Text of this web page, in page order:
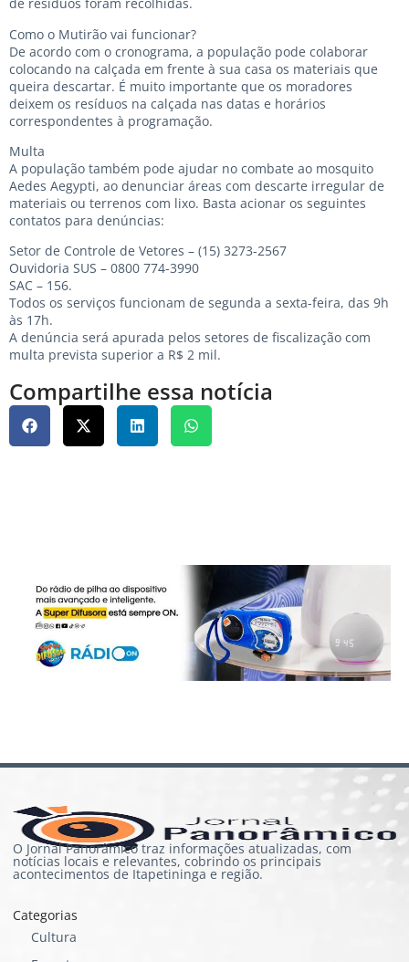
Como o Mutirão vai funcionar?
De acordo com o cronograma, a população pode colaborar
colocando na calçada em frente à sua casa os materiais que
queira descartar. É muito importante que os moradores
deixem os resíduos na calçada nas datas e horários
correspondentes à programação.
Multa
A população também pode ajudar no combate ao mosquito
Aedes Aegypti, ao denunciar áreas com descarte irregular de
materiais ou terrenos com lixo. Basta acionar os seguintes
contatos para denúncias:
Setor de Controle de Vetores – (15) 3273-2567
Ouvidoria SUS – 0800 774-3990
SAC – 156.
Todos os serviços funcionam de segunda a sexta-feira, das 9h
às 17h.
A denúncia será apurada pelos setores de fiscalização com
multa prevista superior a R$ 2 mil.
Compartilhe essa notícia
O Jornal Panorâmico traz informações atualizadas, com
notícias locais e relevantes, cobrindo os principais
acontecimentos de Itapetininga e região.
Categorias
Cultura